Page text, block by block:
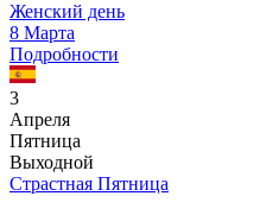
Женский день
8 Марта
Подробности
3
Апреля
Пятница
Выходной
Страстная Пятница